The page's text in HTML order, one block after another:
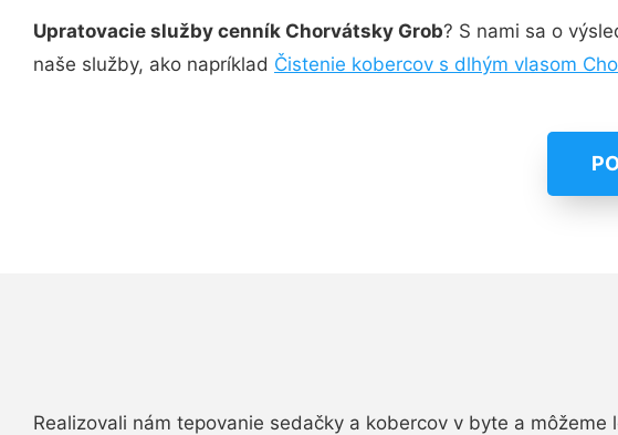
Upratovacie služby cenník Chorvátsky Grob? S nami sa o
naše služby, ako napríklad Čistenie kobercov s dlhým vlasom
Realizovali nám tepovanie sedačky a kobercov v byte a môžeme